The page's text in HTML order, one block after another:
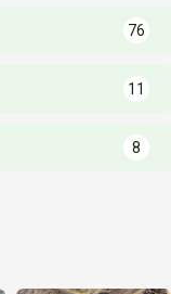
76
11
8